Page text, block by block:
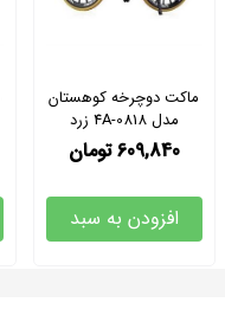
ماکت دوچرخه کوهستان
مدل 0818-4A زرد
مقیاس 1:10
609,840 تومان
افزودن به سبد